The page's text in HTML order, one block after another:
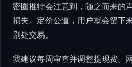
密圈推特会注意到，随之而来的
损失。定价公道，用户就会留下
别处交易。
我建议每周审查并调整提现费。